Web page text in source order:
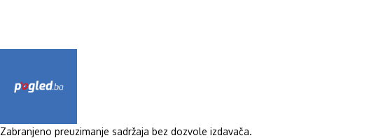
Zabranjeno preuzimanje sadržaja bez dozvole izdavača.